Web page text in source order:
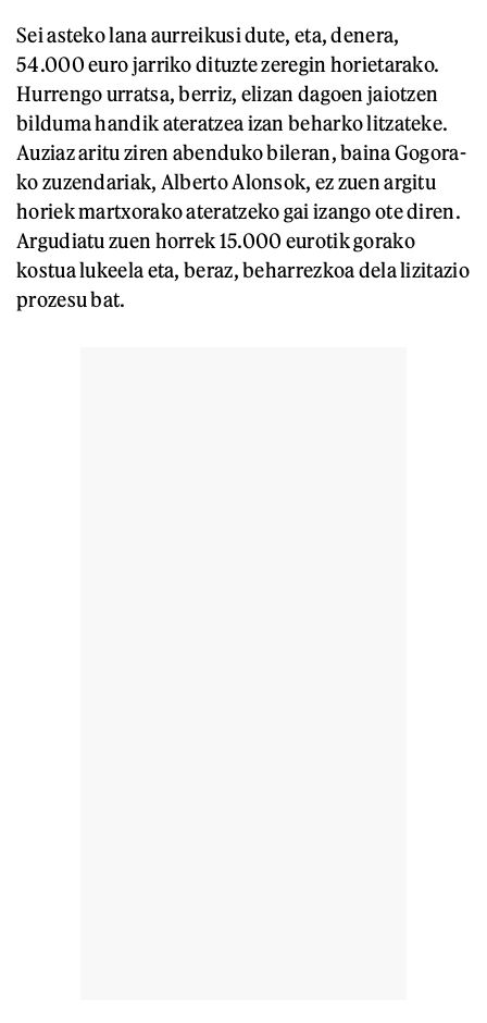
Sei asteko lana aurreikusi dute, eta, denera,
54.000 euro jarriko dituzte zeregin horietarako.
Hurrengo urratsa, berriz, elizan dagoen jaiotzen
bilduma handik ateratzea izan beharko litzateke.
Auziaz aritu ziren abenduko bileran, baina Gogora-
ko zuzendariak, Alberto Alonsok, ez zuen argitu
horiek martxorako ateratzeko gai izango ote diren.
Argudiatu zuen horrek 15.000 eurotik gorako
kostua lukeela eta, beraz, beharrezkoa dela lizitazio
prozesu bat.